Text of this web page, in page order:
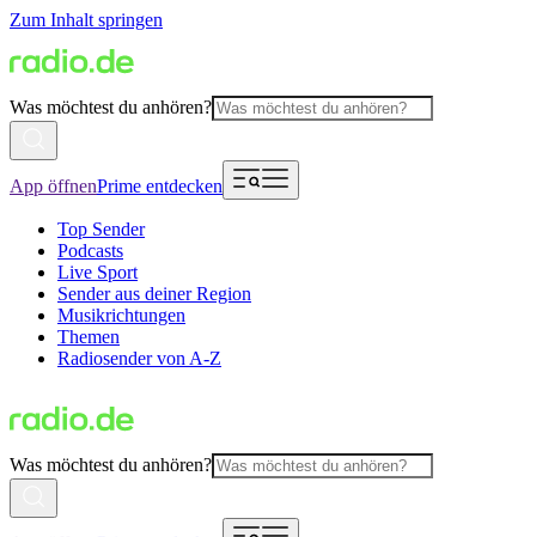
Zum Inhalt springen
Was möchtest du anhören?
App öffnenPrime entdecken
Top Sender
Podcasts
Live Sport
Sender aus deiner Region
Musikrichtungen
Themen
Radiosender von A-Z
Was möchtest du anhören?